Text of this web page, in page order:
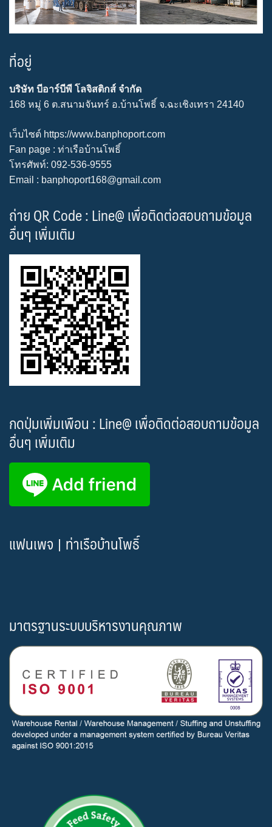
ที่อยู่
บริษัท บีอาร์บีพี โลจิสติกส์ จำกัด
168 หมู่ 6 ต.สนามจันทร์ อ.บ้านโพธิ์ จ.ฉะเชิงเทรา 24140
เว็บไซต์ https://www.banphoport.com
Fan page : ท่าเรือบ้านโพธิ์
โทรศัพท์: 092-536-9555
Email : banphoport168@gmail.com
ถ่าย QR Code : Line@ เพื่อติดต่อสอบถามข้อมูล
อื่นๆ เพิ่มเติม
กดปุ่มเพิ่มเพือน : Line@ เพื่อติดต่อสอบถามข้อมูล
อื่นๆ เพิ่มเติม
แฟนเพจ | ท่าเรือบ้านโพธิ์
มาตรฐานระบบบริหารงานคุณภาพ